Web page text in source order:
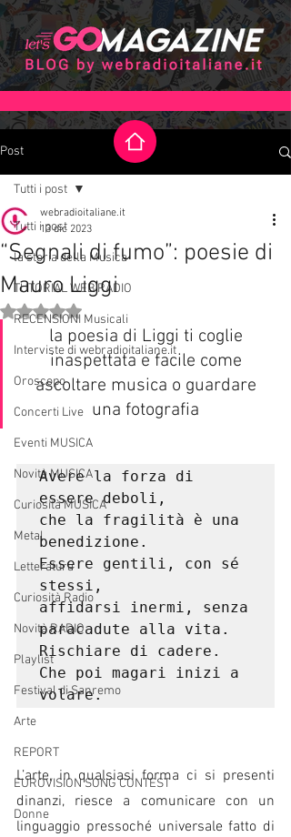
Post
Tutti i post
la storia della Musica
TUTORIAL WEB RADIO
RECENSIONI Musicali
Interviste di webradioitaliane.it
Oroscopo
Concerti Live
Eventi MUSICA
Novità MUSICA
Curiosità MUSICA
Metal
Letteratura
Curiosità Radio
Novità RADIO
Playlist
Festival di Sanremo
Arte
REPORT
EUROVISION SONG CONTEST
Donne
Tutti i post
“Segnali di fumo”: poesie di
Mauro Liggi
webradioitaliane.it
13 dic 2023
Valutazione NaN stelle su 5.
la poesia di Liggi ti coglie
inaspettata e facile come
ascoltare musica o guardare
una fotografia
Avere la forza di
essere deboli,
che la fragilità è una
benedizione.
Essere gentili, con sé
stessi,
affidarsi inermi, senza
paracadute alla vita.
Rischiare di cadere.
Che poi magari inizi a
volare.
L’arte, in qualsiasi forma ci si presenti
dinanzi, riesce a comunicare con un
linguaggio pressoché universale fatto di